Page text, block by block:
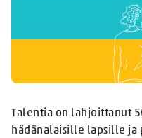
Talentia on lahjoittanut
hädänalaisille lapsille ja